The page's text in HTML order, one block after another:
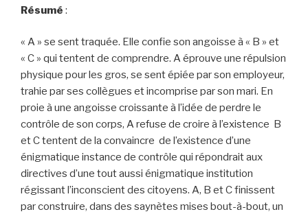
Résumé :
« A » se sent traquée. Elle confie son angoisse à « B » et
« C » qui tentent de comprendre. A éprouve une répulsion
physique pour les gros, se sent épiée par son employeur,
trahie par ses collègues et incomprise par son mari. En
proie à une angoisse croissante à l’idée de perdre le
contrôle de son corps, A refuse de croire à l’existence B
et C tentent de la convaincre de l’existence d’une
énigmatique instance de contrôle qui répondrait aux
directives d’une tout aussi énigmatique institution
régissant l’inconscient des citoyens. A, B et C finissent
par construire, dans des saynètes mises bout-à-bout, un